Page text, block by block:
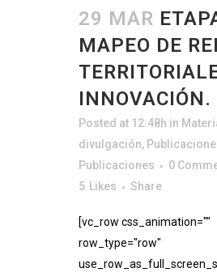
29 MAR
MAPEO DE
INNOVACIÓN.
Posted at 12:48h in
divulgación,
Publicaciones
0
5 Likes Share
[vc_row css_animation=""
row_type="row"